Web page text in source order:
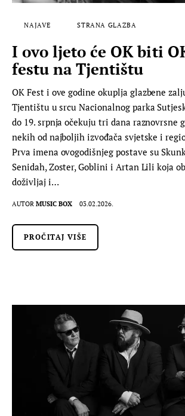
NAJAVE STRANA GLAZBA
I ovo ljeto će OK biti
festu na Tjentištu
OK Fest i ove godine okuplja glazbene
Tjentištu u srcu Nacionalnog parka
do 19. srpnja očekuju tri dana raznovrsne
nekih od najboljih izvođača svjetske i
Prva imena ovogodišnjeg postave su
Senidah, Zoster, Goblini i Artan Lili koja
doživljaj i…
AUTOR MUSIC BOX 03.02.2026.
PROČITAJ VIŠE